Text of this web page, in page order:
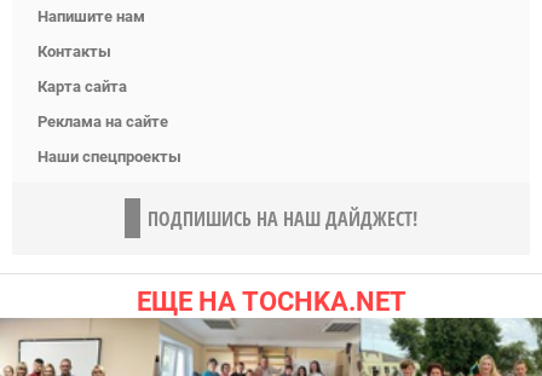
Напишите нам
Контакты
Карта сайта
Реклама на сайте
Наши спецпроекты
ПОДПИШИСЬ НА НАШ ДАЙДЖЕСТ!
ЕЩЕ НА TOCHKA.NET